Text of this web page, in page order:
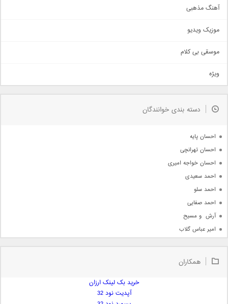
حماسی
سنتی
اهنگ بندرعباسی
دمو
مذهبی
جدیدترین ها
آهنگ مذهبی
موزیک ویدیو
موسقی بی کلام
ویژه
دسته بندی خوانندگان
احسان پایه
احسان تهرانچی
احسان خواجه امیری
احمد سعیدی
احمد سلو
احمد صفایی
آرش  و مسیح
امیر عباس گلاب
امیر علی
همکاران
خرید بک لینک ارزان
آپدیت نود 32